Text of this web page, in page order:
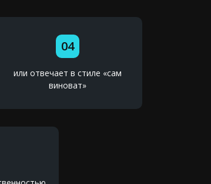
04
или отвечает в стиле «сам
виноват»